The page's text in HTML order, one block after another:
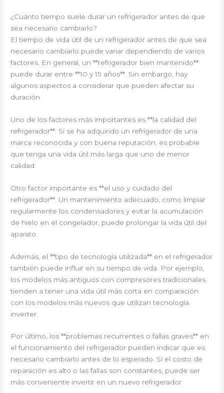
¿Cuánto tiempo suele durar un refrigerador antes de que
sea necesario cambiarlo?
El tiempo de vida útil de un refrigerador antes de que sea
necesario cambiarlo puede variar dependiendo de varios
factores. En general, un **refrigerador bien mantenido**
puede durar entre **10 y 15 años**. Sin embargo, hay
algunos aspectos a considerar que pueden afectar su
duración.
Uno de los factores más importantes es **la calidad del
refrigerador**. Si se ha adquirido un refrigerador de una
marca reconocida y con buena reputación, es probable
que tenga una vida útil más larga que uno de menor
calidad.
Otro factor importante es **el uso y cuidado del
refrigerador**. Un mantenimiento adecuado, como limpiar
regularmente los condensadores y evitar la acumulación
de hielo en el congelador, puede prolongar la vida útil del
aparato.
Además, el **tipo de tecnología utilizada** en el refrigerador
también puede influir en su tiempo de vida. Por ejemplo,
los modelos más antiguos con compresores tradicionales
tienden a tener una vida útil más corta en comparación
con los modelos más nuevos que utilizan tecnología
inverter.
Por último, los **problemas recurrentes o fallas graves** en
el funcionamiento del refrigerador pueden indicar que es
necesario cambiarlo antes de lo esperado. Si el costo de
reparación es alto o las fallas son constantes, puede ser
más conveniente invertir en un nuevo refrigerador.